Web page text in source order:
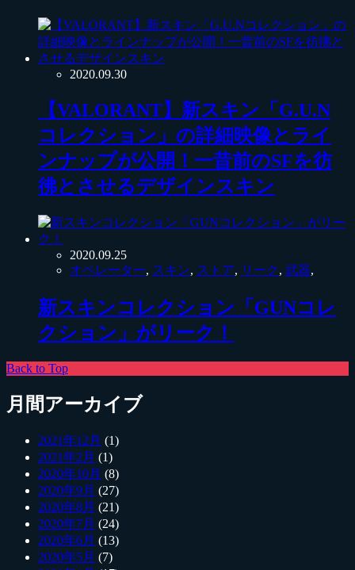
2020.09.30
【VALORANT】新スキン「G.U.N
コレクション」の詳細映像とライ
ンナップが公開！一昔前のSFを彷
彿とさせるデザインスキン
2020.09.25
オペレーター, スキン, ストア, リーク , 武器,
新スキンコレクション「GUNコレ
クション」がリーク！
Back to Top
月間アーカイブ
2021年12月 (1)
2021年2月 (1)
2020年10月 (8)
2020年9月 (27)
2020年8月 (21)
2020年7月 (24)
2020年6月 (13)
2020年5月 (7)